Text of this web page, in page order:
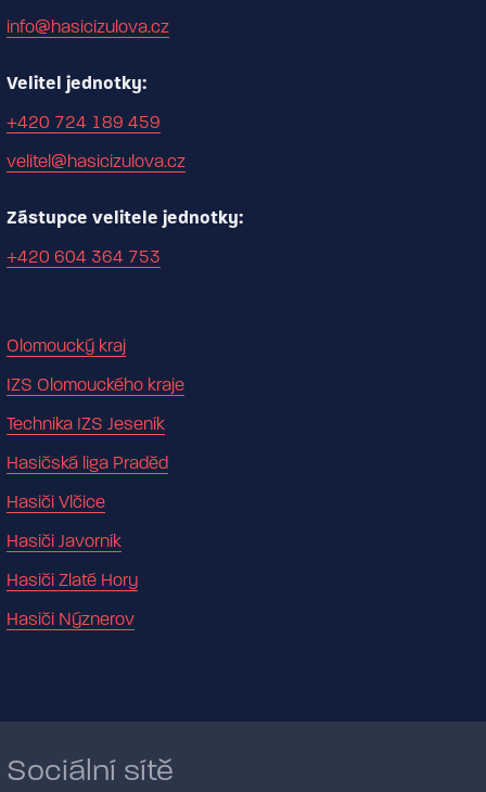
info@hasicizulova.cz
Velitel jednotky:
+420 724 189 459
velitel@hasicizulova.cz
Zástupce velitele jednotky:
+420 604 364 753
Olomoucký kraj
IZS Olomouckého kraje
Technika IZS Jeseník
Hasičská liga Praděd
Hasiči Vlčice
Hasiči Javorník
Hasiči Zlaté Hory
Hasiči Nýznerov
Sociální sítě